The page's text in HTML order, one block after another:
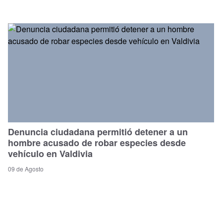
Denuncia ciudadana permitió detener a un
hombre acusado de robar especies desde
vehículo en Valdivia
09 de Agosto